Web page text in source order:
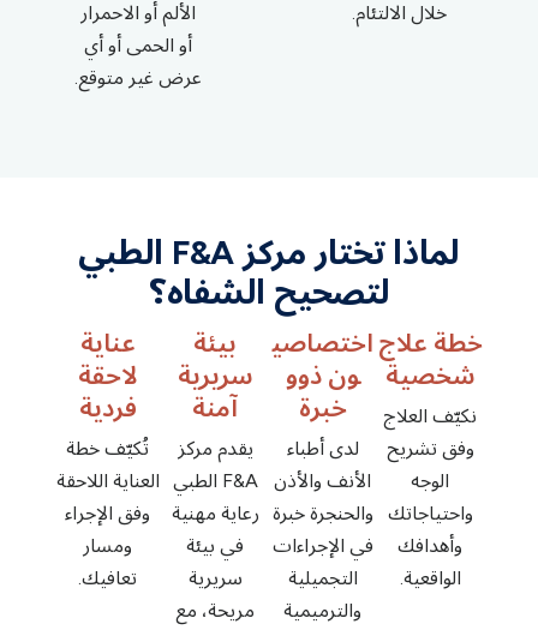
خلال الالتئام.
الألم أو الاحمرار
أو الحمى أو أي
عرض غير متوقع.
لماذا تختار مركز F&A الطبي
لتصحيح الشفاه؟
خطة علاج
شخصية
نكيّف العلاج
وفق تشريح
الوجه
واحتياجاتك
وأهدافك
الواقعية.
اختصاصي
ون ذوو
خبرة
لدى أطباء
الأنف والأذن
والحنجرة خبرة
في الإجراءات
التجميلية
والترميمية
بيئة
سريرية
آمنة
يقدم مركز
F&A الطبي
رعاية مهنية
في بيئة
سريرية
مريحة، مع
عناية
لاحقة
فردية
تُكيّف خطة
العناية اللاحقة
وفق الإجراء
ومسار
تعافيك.